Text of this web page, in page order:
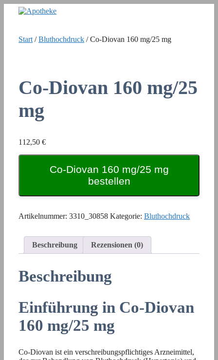
Inhalt
Start /Bluthochdruck / Co-Diovan 160 mg/25 mg
Co-Diovan 160 mg/25
mg
112,50 €
Co-Diovan 160 mg/25 mg
bestellen
Artikelnummer: 3310_30858 Kategorie: Bluthochdruck
Beschreibung Rezensionen (0)
Beschreibung
Einführung in Co-Diovan
160 mg/25 mg
Co-Diovan ist ein verschreibungspflichtiges Arzneimittel,